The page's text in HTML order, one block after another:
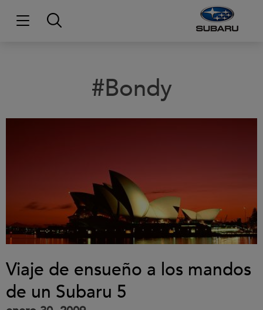
#Bondy
Viaje de ensueño a los mandos
de un Subaru 5